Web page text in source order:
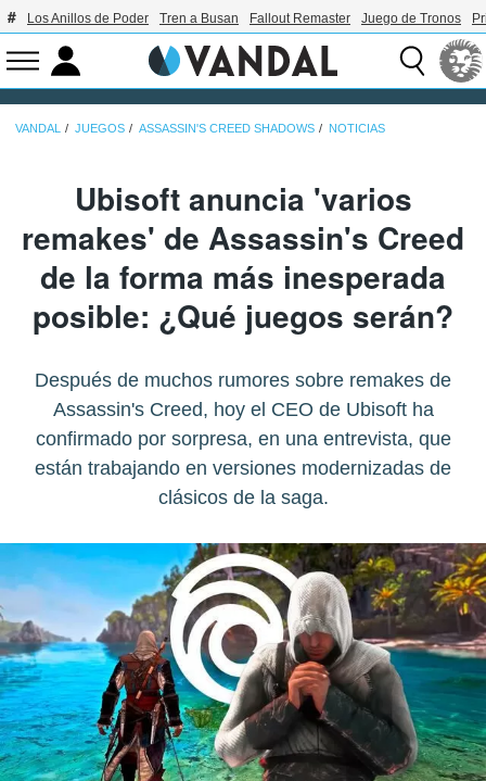
Los Anillos de Poder Tren a Busan Fallout Remaster Juego de Tronos
VANDAL JUEGOS ASSASSIN'S CREED SHADOWS NOTICIAS
Ubisoft anuncia 'varios
remakes' de Assassin's Creed
de la forma más inesperada
posible: ¿Qué juegos serán?
Después de muchos rumores sobre remakes de
Assassin's Creed, hoy el CEO de Ubisoft ha
confirmado por sorpresa, en una entrevista, que
están trabajando en versiones modernizadas de
clásicos de la saga.